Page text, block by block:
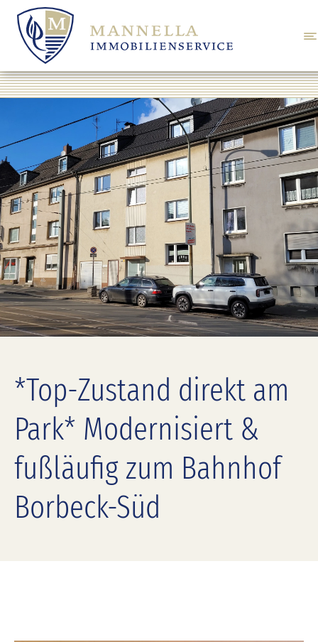
*Top-Zustand direkt am
Park* Modernisiert &
fußläufig zum Bahnhof
Borbeck-Süd